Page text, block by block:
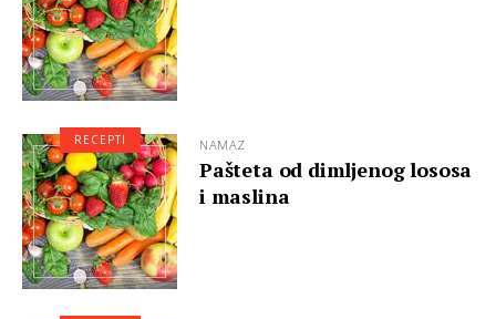
NAMAZ
Pašteta od dimljenog lososa
i maslina
RECEPTI